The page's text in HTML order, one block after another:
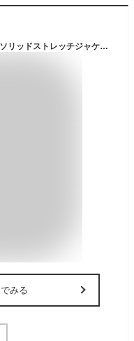
[武蔵野ユニフォーム] 秋冬 EVEN RIVER ソリッドストレッチジャケット/カーゴパンツ イーブンリバー 作業着 上下セット <114-US1607-US1602> (4.ネイビー, 上3L-下3L)
みる